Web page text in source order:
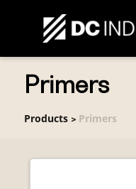
Primers
Products> Primers